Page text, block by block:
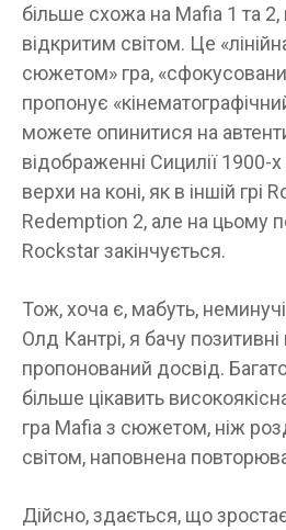
більше схожа на Mafia 1 та 2,
відкритим світом. Це
сюжетом» гра,
пропонує
можете опинитися на
відображенні Сицилії 1900-х
верхи на коні, як в іншій грі
Redemption 2, але на цьому
Rockstar закінчується.
Тож, хоча є, мабуть,
Олд Кантрі, я бачу позитивні
пропонований досвід.
більше цікавить
гра Mafia з сюжетом, ніж
світом, наповнена
Дійсно, здається, що